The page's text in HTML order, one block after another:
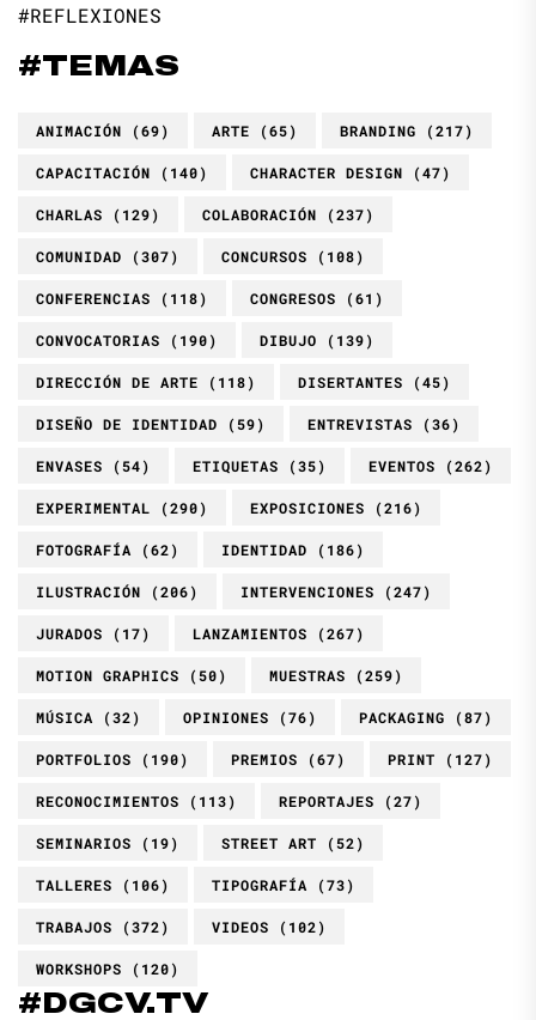
#REFLEXIONES
#TEMAS
ANIMACIÓN (69) ARTE (65) BRANDING (217)
CAPACITACIÓN (140) CHARACTER DESIGN (47)
CHARLAS (129) COLABORACIÓN (237)
COMUNIDAD (307) CONCURSOS (108)
CONFERENCIAS (118) CONGRESOS (61)
CONVOCATORIAS (190) DIBUJO (139)
DIRECCIÓN DE ARTE (118) DISERTANTES (45)
DISEÑO DE IDENTIDAD (59) ENTREVISTAS (36)
ENVASES (54) ETIQUETAS (35) EVENTOS (262)
EXPERIMENTAL (290) EXPOSICIONES (216)
FOTOGRAFÍA (62) IDENTIDAD (186)
ILUSTRACIÓN (206) INTERVENCIONES (247)
JURADOS (17) LANZAMIENTOS (267)
MOTION GRAPHICS (50) MUESTRAS (259)
MÚSICA (32) OPINIONES (76) PACKAGING (87)
PORTFOLIOS (190) PREMIOS (67) PRINT (127)
RECONOCIMIENTOS (113) REPORTAJES (27)
SEMINARIOS (19) STREET ART (52)
TALLERES (106) TIPOGRAFÍA (73)
TRABAJOS (372) VIDEOS (102)
WORKSHOPS (120)
#DGCV.TV